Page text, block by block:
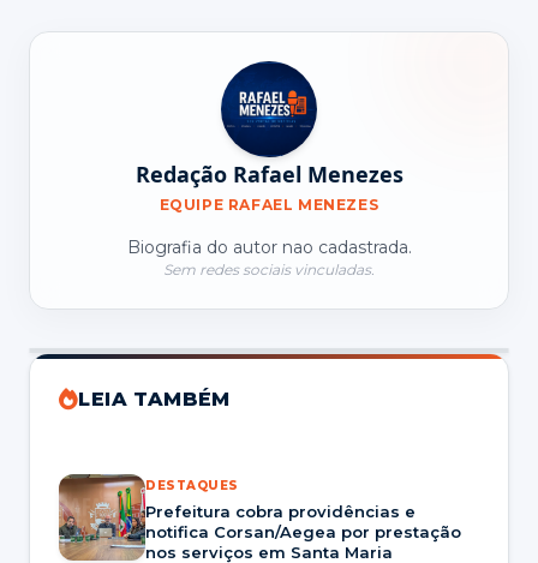
Redação Rafael Menezes
EQUIPE RAFAEL MENEZES
Biografia do autor nao cadastrada.
Sem redes sociais vinculadas.
LEIA TAMBÉM
DESTAQUES
Prefeitura cobra providências e
notifica Corsan/Aegea por prestação
nos serviços em Santa Maria